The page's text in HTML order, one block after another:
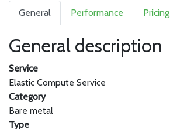
General Performance Pricing
General description
Service
Elastic Compute Service
Category
Bare metal
Type